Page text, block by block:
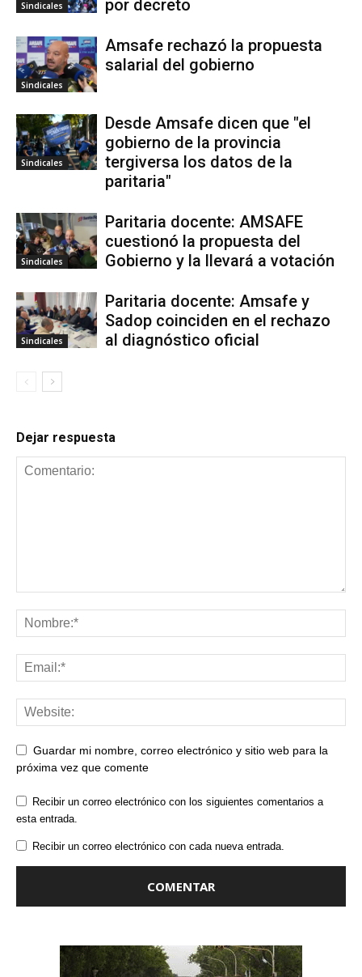
Sindicales por decreto
Sindicales
Amsafe rechazó la propuesta
salarial del gobierno
Sindicales
Desde Amsafe dicen que "el
gobierno de la provincia
tergiversa los datos de la
paritaria"
Sindicales
Paritaria docente: AMSAFE
cuestionó la propuesta del
Gobierno y la llevará a votación
Sindicales
Paritaria docente: Amsafe y
Sadop coinciden en el rechazo
al diagnóstico oficial
Dejar respuesta
Guardar mi nombre, correo electrónico y sitio web para la
próxima vez que comente
Recibir un correo electrónico con los siguientes comentarios a
esta entrada.
Recibir un correo electrónico con cada nueva entrada.